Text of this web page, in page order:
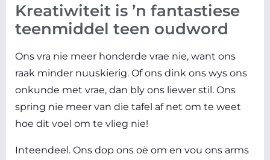
Kreatiwiteit is ’n fantastiese
teenmiddel teen oudword
Ons vra nie meer honderde vrae nie, want ons
raak minder nuuskierig. Of ons dink ons wys ons
onkunde met vrae, dan bly ons liewer stil. Ons
spring nie meer van die tafel af net om te weet
hoe dit voel om te vlieg nie!
Inteendeel. Ons dop ons oë om en vou ons arms